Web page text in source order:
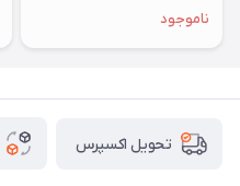
ناموجود
تحویل اکسپرس